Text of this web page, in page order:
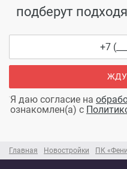
Главная Новостройки ПК
подберут
ЖДУ
Я даю согласие на
ознакомлен(а) с